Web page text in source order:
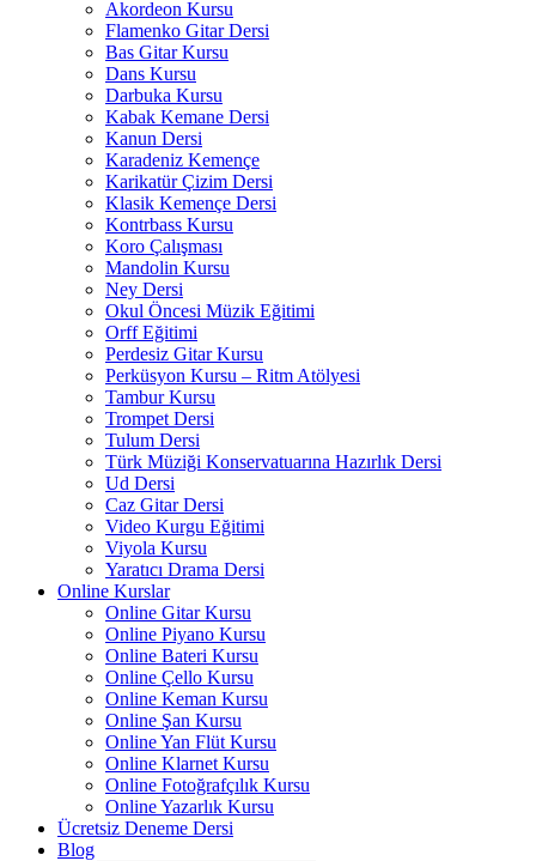
Akordeon Kursu
Flamenko Gitar Dersi
Bas Gitar Kursu
Dans Kursu
Darbuka Kursu
Kabak Kemane Dersi
Kanun Dersi
Karadeniz Kemençe
Karikatür Çizim Dersi
Klasik Kemençe Dersi
Kontrbass Kursu
Koro Çalışması
Mandolin Kursu
Ney Dersi
Okul Öncesi Müzik Eğitimi
Orff Eğitimi
Perdesiz Gitar Kursu
Perküsyon Kursu – Ritm Atölyesi
Tambur Kursu
Trompet Dersi
Tulum Dersi
Türk Müziği Konservatuarına Hazırlık Dersi
Ud Dersi
Caz Gitar Dersi
Video Kurgu Eğitimi
Viyola Kursu
Yaratıcı Drama Dersi
Online Kurslar
Online Gitar Kursu
Online Piyano Kursu
Online Bateri Kursu
Online Çello Kursu
Online Keman Kursu
Online Şan Kursu
Online Yan Flüt Kursu
Online Klarnet Kursu
Online Fotoğrafçılık Kursu
Online Yazarlık Kursu
Ücretsiz Deneme Dersi
Blog